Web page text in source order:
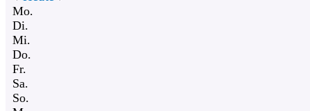
Mo.
Di.
Mi.
Do.
Fr.
Sa.
So.